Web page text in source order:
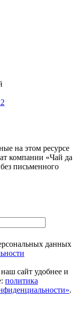
на этом ресурсе
компании «Чай да
письменного
данных
сайт удобнее и
политика
.